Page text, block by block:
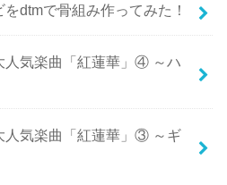
dtmで骨組み作ってみた！
人気楽曲「紅蓮華」④ ～ハ
人気楽曲「紅蓮華」③ ～ギ